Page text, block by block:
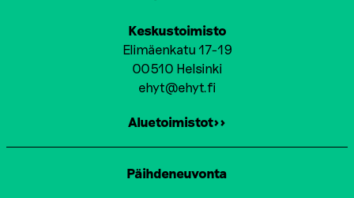
Keskustoimisto
Elimäenkatu 17-19
00510 Helsinki
ehyt@ehyt.fi
Aluetoimistot>>
Päihdeneuvonta